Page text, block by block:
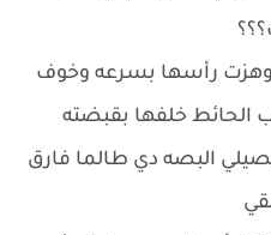
رأسها بسرعه وخوف
الحائط خلفها بقبضته
البصه دي طالما فارق